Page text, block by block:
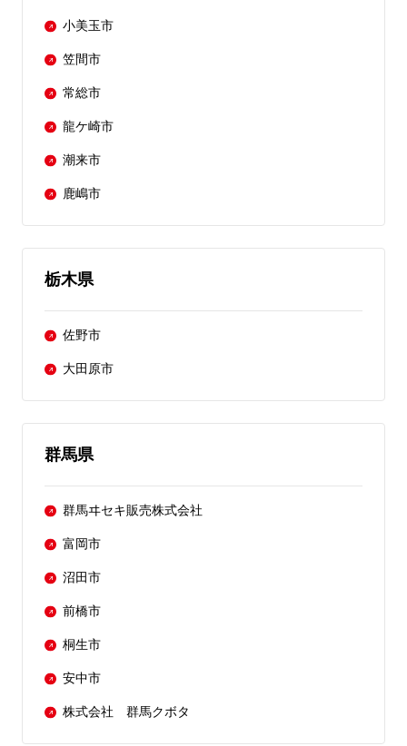
小美玉市
笠間市
常総市
龍ケ崎市
潮来市
鹿嶋市
栃木県
佐野市
大田原市
群馬県
群馬ヰセキ販売株式会社
富岡市
沼田市
前橋市
桐生市
安中市
株式会社 群馬クボタ